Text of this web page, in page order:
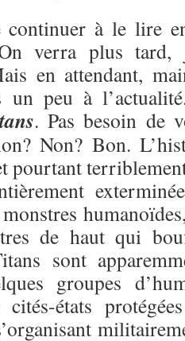
à le lire
verra plus
en attendant,
un peu à
. Pas besoin de
Non? Bon.
pourtant
de haut qui
sont
groupes
états